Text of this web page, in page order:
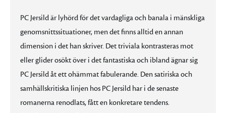
PC Jersild är lyhörd för det vardagliga och banala i mänskliga
genomsnittssituationer, men det finns alltid en annan
dimension i det han skriver. Det triviala kontrasteras mot
eller glider osökt över i det fantastiska och ibland ägnar sig
PC Jersild åt ett ohämmat fabulerande. Den satiriska och
samhällskritiska linjen hos PC Jersild har i de senaste
romanerna renodlats, fått en konkretare tendens.